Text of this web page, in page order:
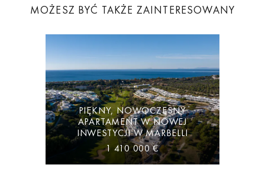
MOŻESZ BYĆ TAKŻE ZAINTERESOWANY
PIĘKNY, NOWOCZESNY
APARTAMENT W NOWEJ
INWESTYCJI W MARBELLI
1 410 000 €